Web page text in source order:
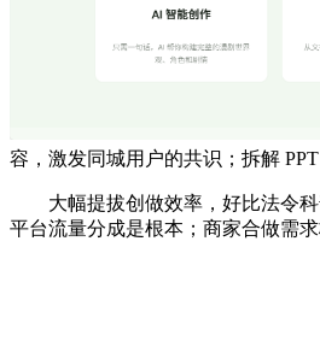
容，激发同城用户的共识；拆解 PPT
大幅提拔创做效率，好比法令科
平台流量分成是根本；商家合做需